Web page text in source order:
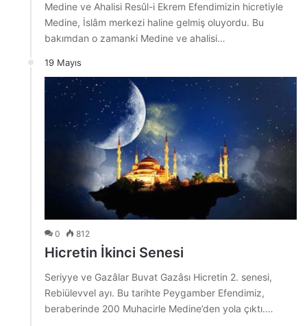
Medine ve Ahalisi Resûl-i Ekrem Efendimizin hicretiyle
Medine, İslâm merkezi haline gelmiş oluyordu. Bu
bakımdan o zamanki Medine ve ahalisi…
19 Mayıs
0 812
Hicretin İkinci Senesi
Seriyye ve Gazâlar Buvat Gazâsı Hicretin 2. senesi,
Rebiülevvel ayı. Bu tarihte Peygamber Efendimiz,
beraberinde 200 Muhacirle Medine’den yola çıktı.…